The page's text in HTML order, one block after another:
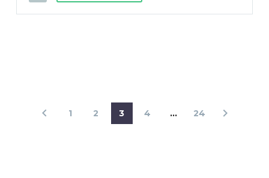
1 2 3 4 … 24